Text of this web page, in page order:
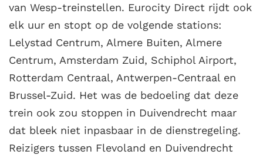
van Wesp-treinstellen. Eurocity Direct rijdt ook
elk uur en stopt op de volgende stations:
Lelystad Centrum, Almere Buiten, Almere
Centrum, Amsterdam Zuid, Schiphol Airport,
Rotterdam Centraal, Antwerpen-Centraal en
Brussel-Zuid. Het was de bedoeling dat deze
trein ook zou stoppen in Duivendrecht maar
dat bleek niet inpasbaar in de dienstregeling.
Reizigers tussen Flevoland en Duivendrecht